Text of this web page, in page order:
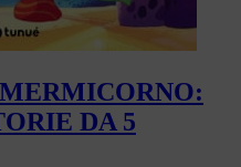
DA 5